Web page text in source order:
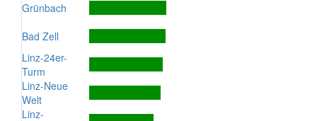
Grünbach
Bad Zell
Linz-24er-
Turm
Linz-Neue
Welt
Linz-